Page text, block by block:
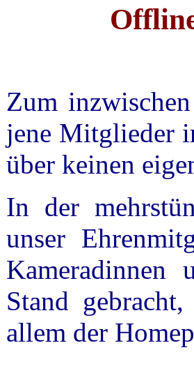
Zum
jene Mitglieder
über keinen
In der
unser
Kameradinnen
Stand
allem der